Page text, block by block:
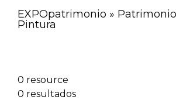
EXPOpatrimonio »
Pintura
0 resource
0 resultados